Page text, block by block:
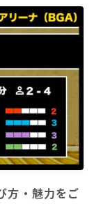
方・魅力をご